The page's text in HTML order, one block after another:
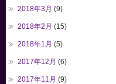
2018年3月 (9)
2018年2月 (15)
2018年1月 (5)
2017年12月 (6)
2017年11月 (9)